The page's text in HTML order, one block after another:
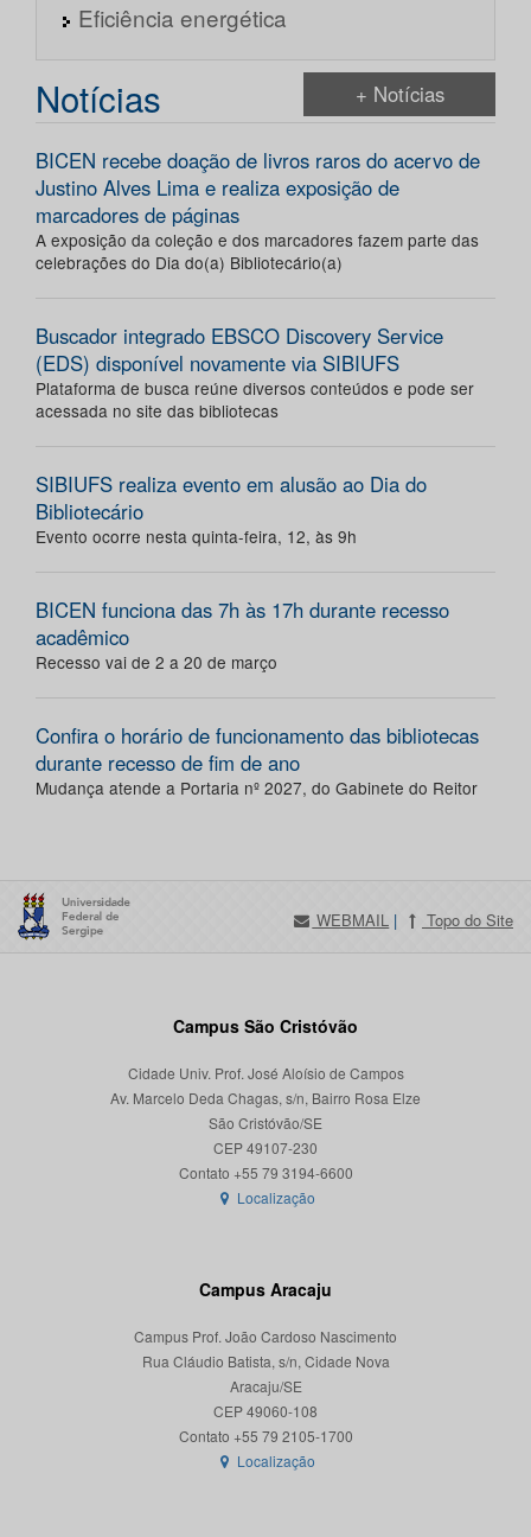
Eficiência energética
Notícias + Notícias
BICEN recebe doação de livros raros do acervo de
Justino Alves Lima e realiza exposição de
marcadores de páginas
A exposição da coleção e dos marcadores fazem parte das
celebrações do Dia do(a) Bibliotecário(a)
Buscador integrado EBSCO Discovery Service
(EDS) disponível novamente via SIBIUFS
Plataforma de busca reúne diversos conteúdos e pode ser
acessada no site das bibliotecas
SIBIUFS realiza evento em alusão ao Dia do
Bibliotecário
Evento ocorre nesta quinta-feira, 12, às 9h
BICEN funciona das 7h às 17h durante recesso
acadêmico
Recesso vai de 2 a 20 de março
Confira o horário de funcionamento das bibliotecas
durante recesso de fim de ano
Mudança atende a Portaria nº 2027, do Gabinete do Reitor
WEBMAIL | Topo do Site
Campus São Cristóvão
Cidade Univ. Prof. José Aloísio de Campos
Av. Marcelo Deda Chagas, s/n, Bairro Rosa Elze
São Cristóvão/SE
CEP 49107-230
Localização
Campus Aracaju
Campus Prof. João Cardoso Nascimento
Rua Cláudio Batista, s/n, Cidade Nova
Aracaju/SE
CEP 49060-108
Localização